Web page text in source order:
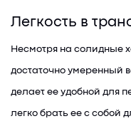
Легкость в
Несмотря на солидные
достаточно умеренный
делает ее удобной для
легко брать ее с собой